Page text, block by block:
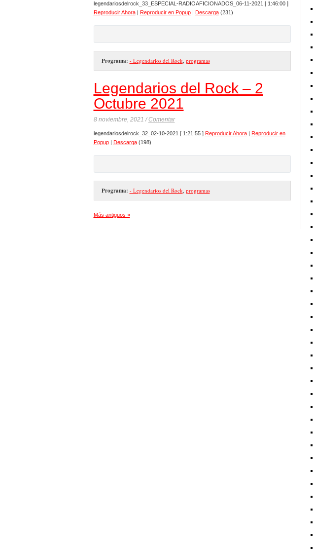
legendariosdelrock_33_ESPECIAL-RADIOAFICIONADOS_06-11-2021 [ 1:46:00 ]
Reproducir Ahora| Reproducir en Popup| Descarga(231)
Programa: - Legendarios del Rock, programas
Legendarios del Rock – 2
Octubre 2021
8 noviembre, 2021 /Comentar
legendariosdelrock_32_02-10-2021 [ 1:21:55 ] Reproducir Ahora| Reproducir en
Popup| Descarga(198)
Programa: - Legendarios del Rock, programas
Más antiguos »